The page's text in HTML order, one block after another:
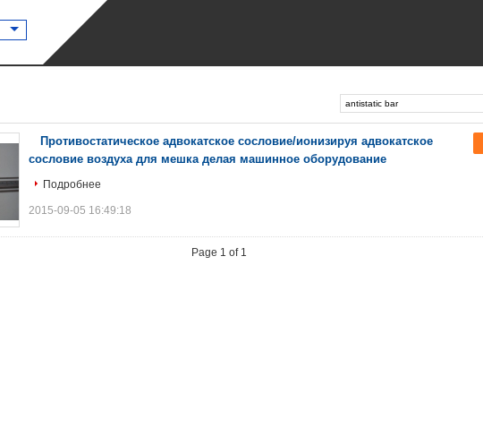
Противостатическое адвокатское сословие/ионизируя адвокатское
сословие воздуха для мешка делая машинное оборудование
Подробнее
2015-09-05 16:49:18
Page 1 of 1